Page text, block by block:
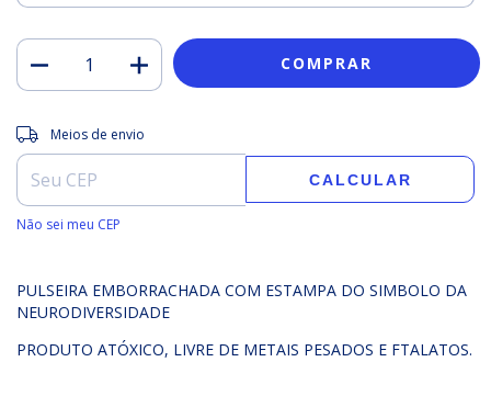
Entregas para o CEP:
Meios de envio
CALCULAR
Não sei meu CEP
PULSEIRA EMBORRACHADA COM ESTAMPA DO SIMBOLO DA
NEURODIVERSIDADE
PRODUTO ATÓXICO, LIVRE DE METAIS PESADOS E FTALATOS.